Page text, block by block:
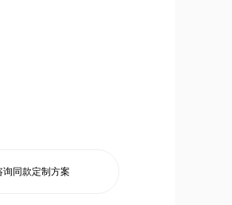
询同款定制方案